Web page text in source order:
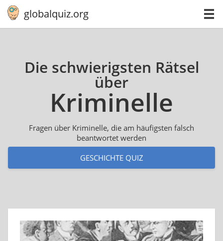
globalquiz.org
Die schwierigsten Rätsel
über
Kri­mi­nel­le
Fragen über Kriminelle, die am häufigsten falsch
beantwortet werden
GESCHICHTE QUIZ